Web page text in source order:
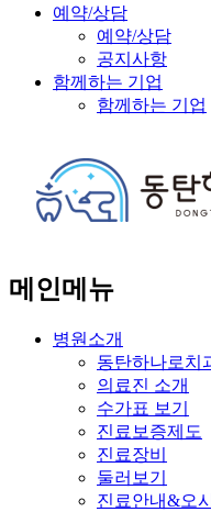
예약/상담
예약/상담
공지사항
함께하는 기업
함께하는 기업
메인메뉴
병원소개
동탄하나로치
의료진 소개
수가표 보기
진료보증제도
진료장비
둘러보기
진료안내&오